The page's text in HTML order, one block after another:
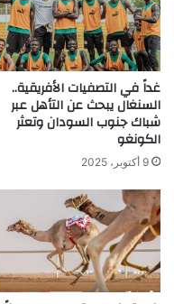
غداً في التصفيات الأفريقية..
السنغال يبحث عن التأهل عبر
شباك جنوب السودان وتعثر
الكونغو
9 أكتوبر، 2025